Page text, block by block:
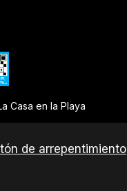
Casa en la Playa
de arrepentimiento